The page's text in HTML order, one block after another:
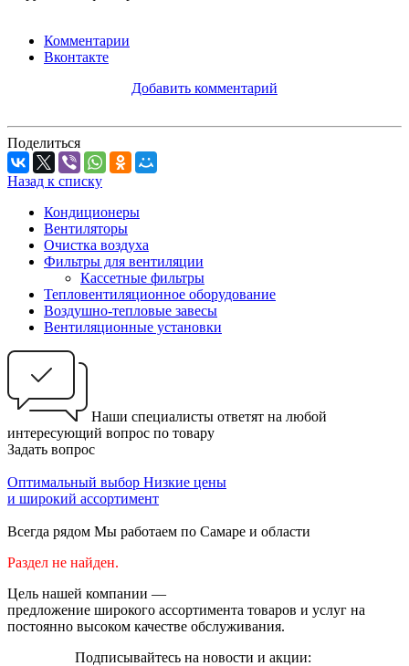
Комментарии
Вконтакте
Добавить комментарий
Поделиться
Назад к списку
Кондиционеры
Вентиляторы
Очистка воздуха
Фильтры для вентиляции
Кассетные фильтры
Тепловентиляционное оборудование
Воздушно-тепловые завесы
Вентиляционные установки
Наши специалисты ответят на любой
интересующий вопрос по товару
Задать вопрос
Оптимальный выбор Низкие цены
и широкий ассортимент
Всегда рядом Мы работаем по Самаре и области
Раздел не найден.
Цель нашей компании —
предложение широкого ассортимента товаров и услуг на
постоянно высоком качестве обслуживания.
Подписывайтесь на новости и акции: